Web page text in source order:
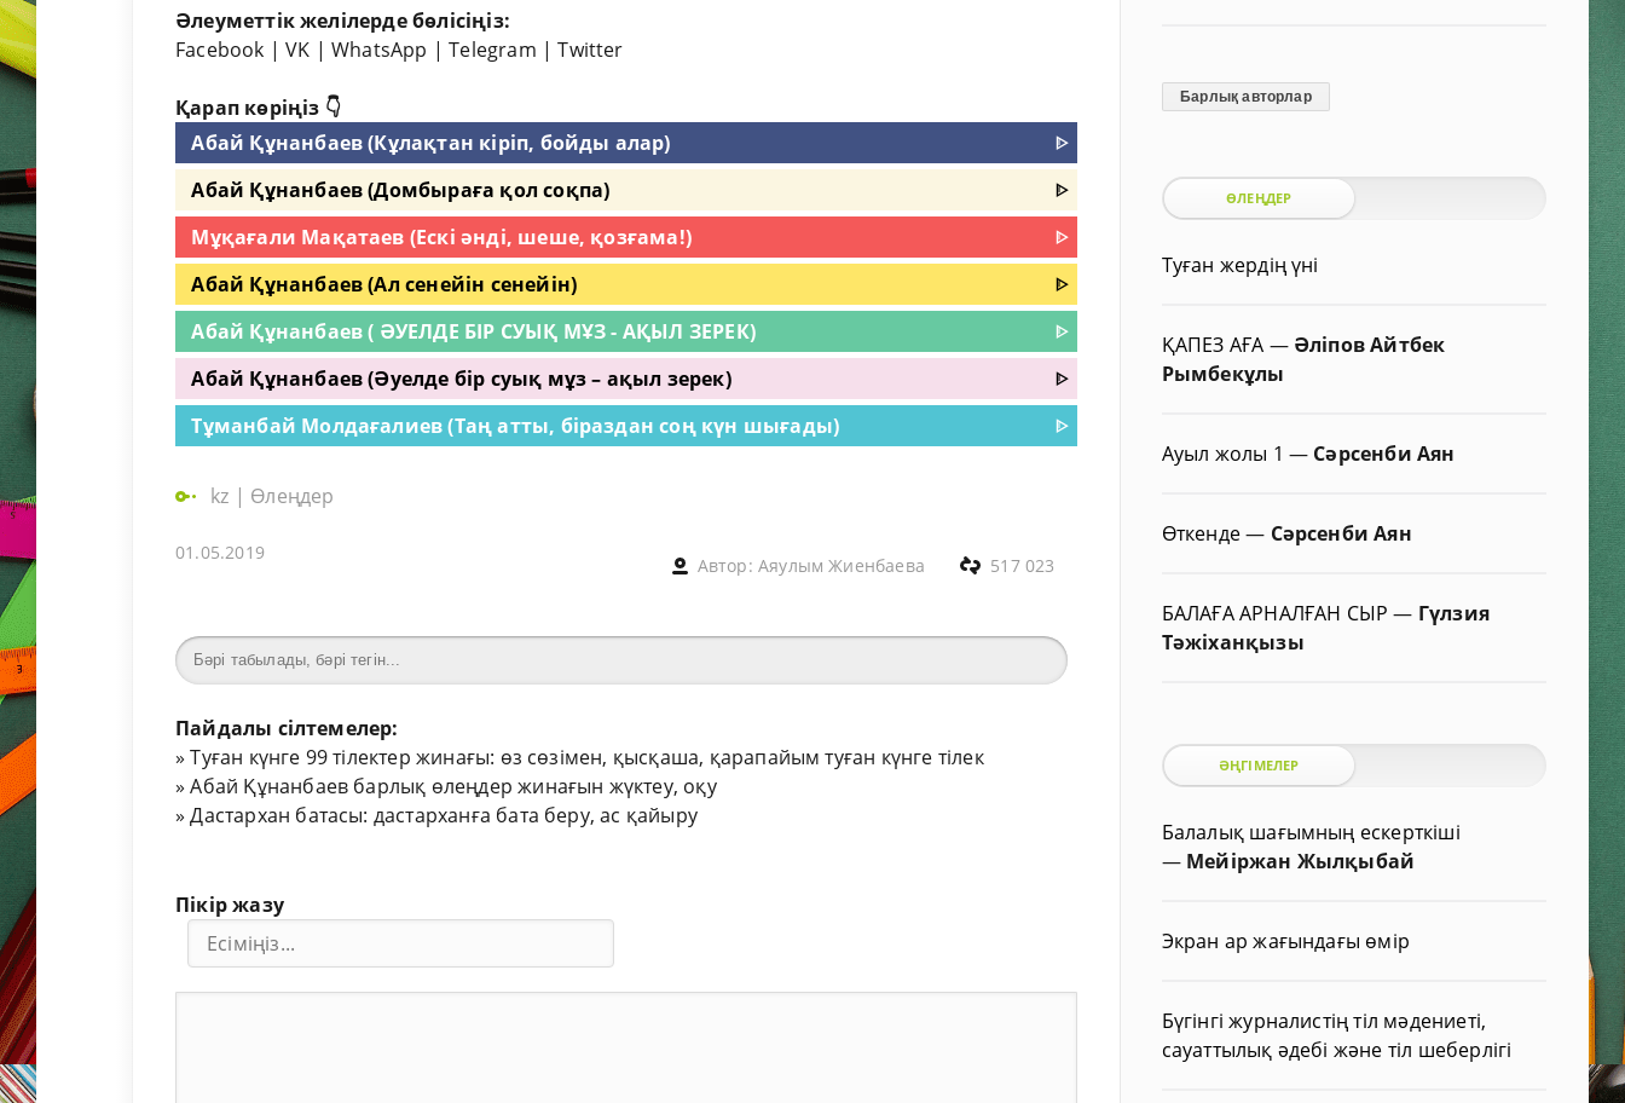
Әлеуметтік желілерде бөлісіңіз:
Facebook |VK |WhatsApp |Telegram |Twitter
Қарап көріңіз 👇
Абай Құнанбаев (Кұлақтан кіріп, бойды алар)
ᐈ
Абай Құнанбаев (Домбыраға қол соқпа)
ᐈ
Мұқағали Мақатаев (Ескі әнді, шеше, қозғама!)
ᐈ
Абай Құнанбаев (Ал сенейін сенейін)
ᐈ
Абай Құнанбаев ( ӘУЕЛДЕ БІР СУЫҚ МҰЗ - АҚЫЛ ЗЕРЕК)
ᐈ
Абай Құнанбаев (Әуелде бір суық мұз – ақыл зерек)
ᐈ
Тұманбай Молдағалиев (Таң атты, біраздан соң күн шығады)
ᐈ
kz | Өлеңдер
01.05.2019
Автор: Аяулым Жиенбаева 517 023
Пайдалы сілтемелер:
»Туған күнге 99 тілектер жинағы: өз сөзімен, қысқаша, қарапайым туған күнге тілек
»Абай Құнанбаев барлық өлеңдер жинағын жүктеу, оқу
»Дастархан батасы: дастарханға бата беру, ас қайыру
Пікір жазу
Барлық авторлар
ӨЛЕҢДЕР
Туған жердің үні
ҚАПЕЗ АҒА — Әліпов Айтбек
Рымбекұлы
Ауыл жолы 1 — Сәрсенби Аян
Өткенде— Сәрсенби Аян
БАЛАҒА АРНАЛҒАН СЫР— Гүлзия
Тәжіханқызы
ӘҢГІМЕЛЕР
Балалық шағымның ескерткіші
— Мейіржан Жылқыбай
Экран ар жағындағы өмір
Бүгінгі журналистің тіл мәдениеті,
сауаттылық әдебі және тіл шеберлігі